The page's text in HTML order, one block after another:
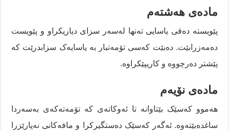
مادەی هەشتەم
پێویستە دەقی یاسایی تەنها لەسەر سزای دیاریکراو و پێویست
دەمەزرابێت. دەبێت کەسی تۆمەتبار بە یاسایەک سزابدرێت کە
پێشتر دەرچووە و کاریپێکراوە.
مادەی نۆیەم
هەموو کەسێک بێتاوانە تا ئەوکاتەی کە تۆمەتەکەی بەسەردا
ساغدەبێتەوە. ئەگەر کەسێک دەستگیرکرا و مافەکانی نەپارێزرا